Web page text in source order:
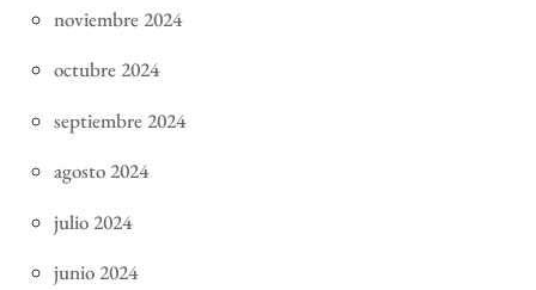
noviembre 2024
octubre 2024
septiembre 2024
agosto 2024
julio 2024
junio 2024